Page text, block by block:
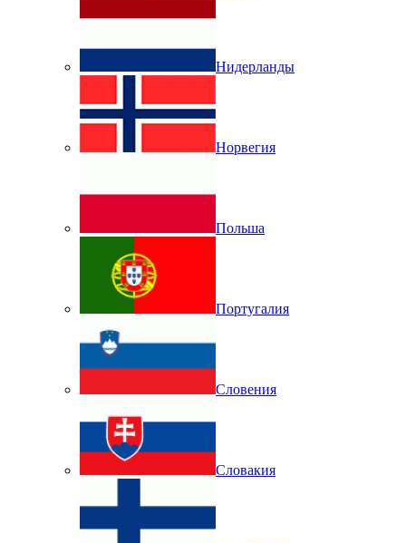
Нидерланды
Норвегия
Польша
Португалия
Словения
Словакия